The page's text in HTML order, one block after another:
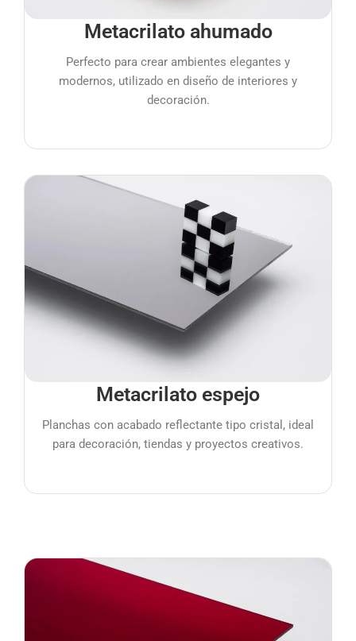
Metacrilato ahumado
Perfecto para crear ambientes elegantes y
modernos, utilizado en diseño de interiores y
decoración.
Metacrilato espejo
Planchas con acabado reflectante tipo cristal, ideal
para decoración, tiendas y proyectos creativos.